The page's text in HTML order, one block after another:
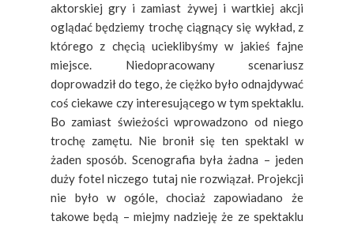
aktorskiej gry i zamiast żywej i wartkiej akcji
oglądać będziemy trochę ciągnący się wykład, z
którego z chęcią ucieklibyśmy w jakieś fajne
miejsce. Niedopracowany scenariusz
doprowadził do tego, że ciężko było odnajdywać
coś ciekawe czy interesującego w tym spektaklu.
Bo zamiast świeżości wprowadzono od niego
trochę zamętu. Nie bronił się ten spektakl w
żaden sposób. Scenografia była żadna – jeden
duży fotel niczego tutaj nie rozwiązał. Projekcji
nie było w ogóle, chociaż zapowiadano że
takowe będą – miejmy nadzieję że ze spektaklu